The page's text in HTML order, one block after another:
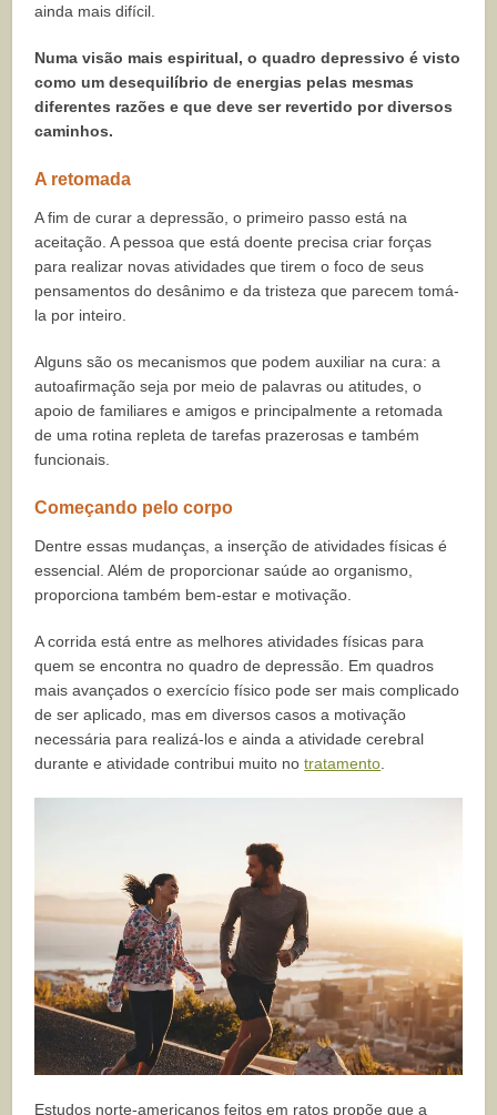
ainda mais difícil.
Numa visão mais espiritual, o quadro depressivo é visto
como um desequilíbrio de energias pelas mesmas
diferentes razões e que deve ser revertido por diversos
caminhos.
A retomada
A fim de curar a depressão, o primeiro passo está na
aceitação. A pessoa que está doente precisa criar forças
para realizar novas atividades que tirem o foco de seus
pensamentos do desânimo e da tristeza que parecem tomá-
la por inteiro.
Alguns são os mecanismos que podem auxiliar na cura: a
autoafirmação seja por meio de palavras ou atitudes, o
apoio de familiares e amigos e principalmente a retomada
de uma rotina repleta de tarefas prazerosas e também
funcionais.
Começando pelo corpo
Dentre essas mudanças, a inserção de atividades físicas é
essencial. Além de proporcionar saúde ao organismo,
proporciona também bem-estar e motivação.
A corrida está entre as melhores atividades físicas para
quem se encontra no quadro de depressão. Em quadros
mais avançados o exercício físico pode ser mais complicado
de ser aplicado, mas em diversos casos a motivação
necessária para realizá-los e ainda a atividade cerebral
durante e atividade contribui muito notratamento
Estudos norte-americanos feitos em ratos propõe que a